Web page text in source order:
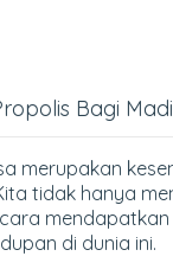
Bagi
merupakan
tidak hanya
di dunia ini.